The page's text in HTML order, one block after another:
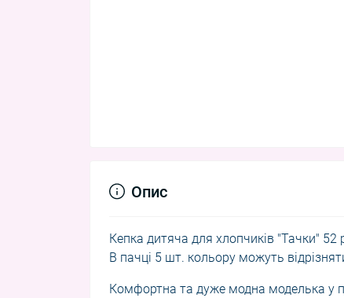
Опис
Кепка дитяча для хлопчиків "Тачки"
В пачці 5 шт. кольору можуть
Комфортна та дуже модна моделька у